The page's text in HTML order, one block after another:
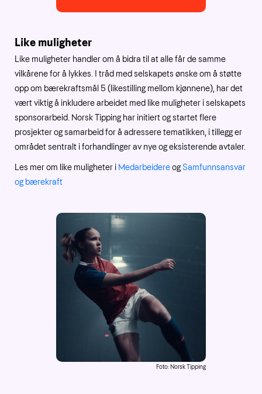
Like muligheter
Like muligheter handler om å bidra til at alle får de samme
vilkårene for å lykkes. I tråd med selskapets ønske om å støtte
opp om bærekraftsmål 5 (likestilling mellom kjønnene), har det
vært viktig å inkludere arbeidet med like muligheter i selskapets
sponsorarbeid. Norsk Tipping har initiert og startet flere
prosjekter og samarbeid for å adressere tematikken, i tillegg er
området sentralt i forhandlinger av nye og eksisterende avtaler.
Les mer om like muligheter i MedarbeidereogSamfunnsansvar
og bærekraft
Foto: Norsk Tipping